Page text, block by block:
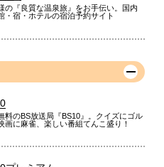
の『良質な温泉旅』をお手伝い。国内
・宿・ホテルの宿泊予約サイト
料のBS放送局『BS10』。クイズにゴル
画に麻雀、楽しい番組てんこ盛り！